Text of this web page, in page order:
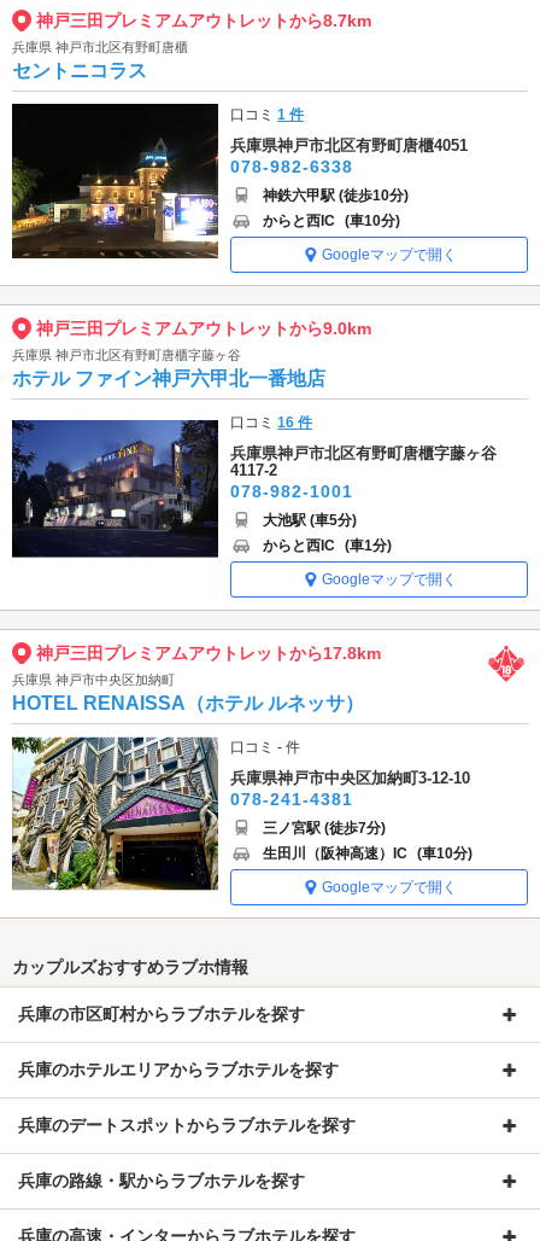
神戸三田プレミアムアウトレットから8.7km
兵庫県 神戸市北区有野町唐櫃
セントニコラス
口コミ1 件
兵庫県神戸市北区有野町唐櫃4051
078-982-6338
神鉄六甲駅 (徒歩10分)
からと西IC (車10分)
Googleマップで開く
神戸三田プレミアムアウトレットから9.0km
兵庫県 神戸市北区有野町唐櫃字藤ヶ谷
ホテル ファイン神戸六甲北一番地店
口コミ16 件
兵庫県神戸市北区有野町唐櫃字藤ヶ谷
4117-2
078-982-1001
大池駅 (車5分)
からと西IC (車1分)
Googleマップで開く
神戸三田プレミアムアウトレットから17.8km
兵庫県 神戸市中央区加納町
HOTEL RENAISSA（ホテル ルネッサ）
口コミ - 件
兵庫県神戸市中央区加納町3-12-10
078-241-4381
三ノ宮駅 (徒歩7分)
生田川（阪神高速）IC (車10分)
Googleマップで開く
カップルズおすすめラブホ情報
兵庫の市区町村からラブホテルを探す
兵庫のホテルエリアからラブホテルを探す
兵庫のデートスポットからラブホテルを探す
兵庫の路線・駅からラブホテルを探す
兵庫の高速・インターからラブホテルを探す